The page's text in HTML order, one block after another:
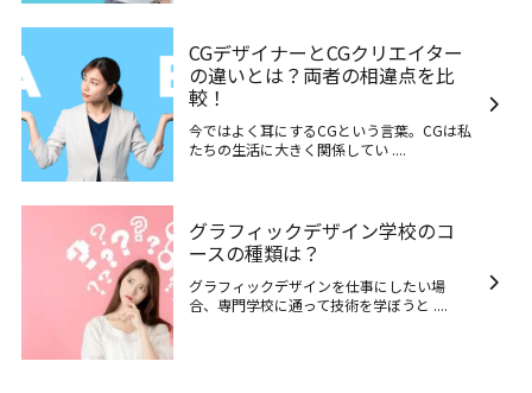
CGデザイナーとCGクリエイター
の違いとは？両者の相違点を比
較！
今ではよく耳にするCGという言葉。CGは私
たちの生活に大きく関係してい ....
グラフィックデザイン学校のコ
ースの種類は？
グラフィックデザインを仕事にしたい場
合、専門学校に通って技術を学ぼうと ....